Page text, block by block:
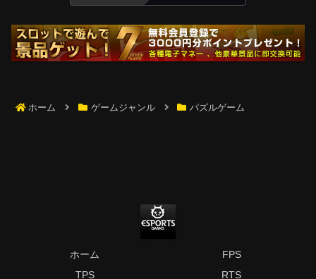
ホーム ゲームジャンル パズルゲーム
ホーム
FPS
TPS
RTS